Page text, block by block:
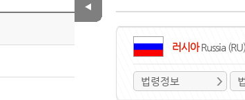
러시아Russia (RU)
법령정보